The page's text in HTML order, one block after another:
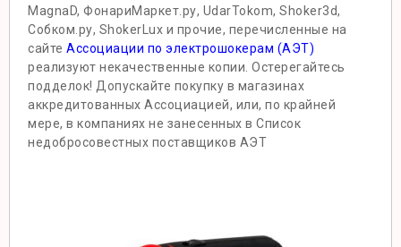
MagnaD, ФонариМаркет.ру, UdarTokom, Shoker3d,
Собком.ру, ShokerLux и прочие, перечисленные на
сайте Ассоциации по электрошокерам (АЭТ)
реализуют некачественные копии. Остерегайтесь
подделок! Допускайте покупку в магазинах
аккредитованных Ассоциацией, или, по крайней
мере, в компаниях не занесенных в Список
недобросовестных поставщиков АЭТ